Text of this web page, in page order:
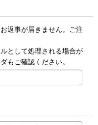
返事が届きません。ご注
として処理される場合が
もご確認ください。